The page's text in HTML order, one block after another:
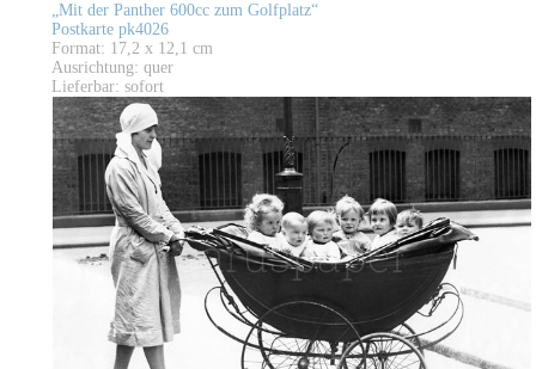
„Mit der Panther 600cc zum Golfplatz“
Postkarte pk4026
Format: 17,2 x 12,1 cm
Ausrichtung: quer
Lieferbar: sofort